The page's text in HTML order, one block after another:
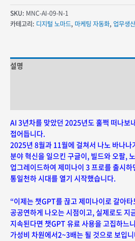
공부방
(10기/
신규등록자용)
SKU: MNC-AI-09-N-1
카테고리: 디지털 노마드, 마케팅 자동화, 업무생
설명
AI 3년차를 맞았던 2025년도 훌쩍 떠나보
접어듭니다.
2025년 8월과 11월에 걸쳐서 나노 바나나
분야 혁신을 일으킨 구글이, 빌드와 오팔,
업그레이드하여 제미나이 3 프로를 출시
통일천하 시대를 열기 시작했습니다.
“이제는 챗GPT를 끊고 제미나이로 갈아
공공연하게 나오는 시점이고, 실제로도 지
지속된다면 챗GPT 유료 사용을 고집하느
가성비 차원에서2~3배는 될 것으로 보입